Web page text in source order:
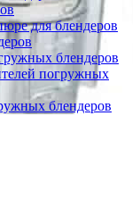
для блендеров
блендеров
погружных
блендеров